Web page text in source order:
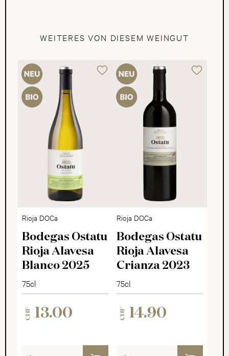
WEITERES VON DIESEM WEINGUT
Rioja DOCa
Bodegas Ostatu
Rioja Alavesa
Blanco 2025
75cl
CHF 13.00
Rioja DOCa
Bodegas Ostatu
Rioja Alavesa
Crianza 2023
75cl
CHF 14.90